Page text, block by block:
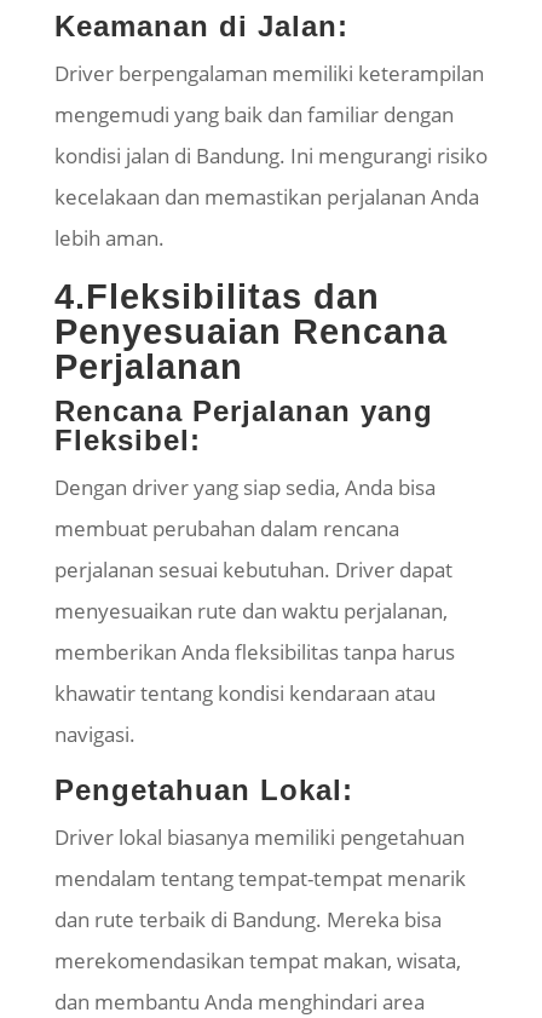
Keamanan di Jalan:
Driver berpengalaman memiliki keterampilan
mengemudi yang baik dan familiar dengan
kondisi jalan di Bandung. Ini mengurangi risiko
kecelakaan dan memastikan perjalanan Anda
lebih aman.
4.Fleksibilitas dan
Penyesuaian Rencana
Perjalanan
Rencana Perjalanan yang
Fleksibel:
Dengan driver yang siap sedia, Anda bisa
membuat perubahan dalam rencana
perjalanan sesuai kebutuhan. Driver dapat
menyesuaikan rute dan waktu perjalanan,
memberikan Anda fleksibilitas tanpa harus
khawatir tentang kondisi kendaraan atau
navigasi.
Pengetahuan Lokal:
Driver lokal biasanya memiliki pengetahuan
mendalam tentang tempat-tempat menarik
dan rute terbaik di Bandung. Mereka bisa
merekomendasikan tempat makan, wisata,
dan membantu Anda menghindari area